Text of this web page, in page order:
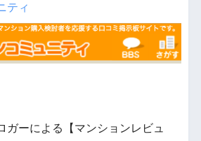
ティ
ガーによる【マンションレビュ